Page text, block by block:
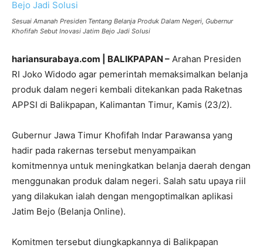
Sesuai Amanah Presiden Tentang Belanja Produk Dalam Negeri, Gubernur
Khofifah Sebut Inovasi Jatim Bejo Jadi Solusi
hariansurabaya.com | BALIKPAPAN – Arahan Presiden
RI Joko Widodo agar pemerintah memaksimalkan belanja
produk dalam negeri kembali ditekankan pada Raketnas
APPSI di Balikpapan, Kalimantan Timur, Kamis (23/2).
Gubernur Jawa Timur Khofifah Indar Parawansa yang
hadir pada rakernas tersebut menyampaikan
komitmennya untuk meningkatkan belanja daerah dengan
menggunakan produk dalam negeri. Salah satu upaya riil
yang dilakukan ialah dengan mengoptimalkan aplikasi
Jatim Bejo (Belanja Online).
Komitmen tersebut diungkapkannya di Balikpapan